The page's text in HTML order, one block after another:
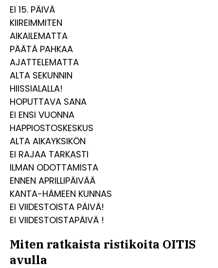
EI 15. PÄIVÄ
KIIREIMMITEN
AIKAILEMATTA
PÄÄTÄ PAHKAA
AJATTELEMATTA
ALTA SEKUNNIN
HIISSIALALLA!
HOPUTTAVA SANA
EI ENSI VUONNA
HAPPIOSTOSKESKUS
ALTA AIKAYKSIKÖN
EI RAJAA TARKASTI
ILMAN ODOTTAMISTA
ENNEN APRILLIPÄIVÄÄ
KANTA-HÄMEEN KUNNAS
EI VIIDESTOISTA PÄIVÄ!
EI VIIDESTOISTAPÄIVÄ !
Miten ratkaista ristikoita OITIS
avulla